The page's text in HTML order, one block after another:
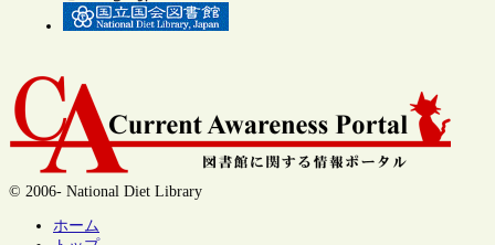
© 2006- National Diet Library
ホーム